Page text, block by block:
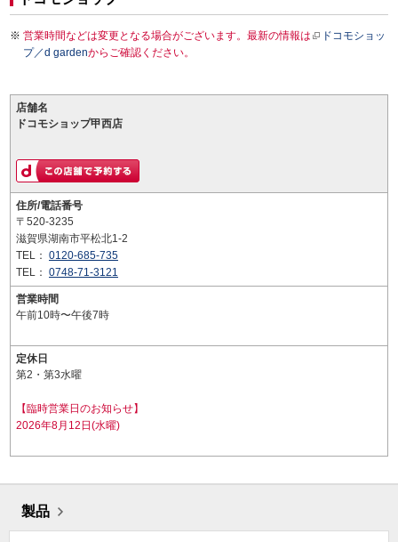
営業時間などは変更となる場合がございます。最新の情報は
ドコモショッ
プ／d gardenからご確認ください。
店舗名
ドコモショップ甲西店
住所/電話番号
〒520-3235
滋賀県湖南市平松北1-2
TEL： 0120-685-735
TEL： 0748-71-3121
営業時間
午前10時〜午後7時
定休日
第2・第3水曜
【臨時営業日のお知らせ】
2026年8月12日(水曜)
製品